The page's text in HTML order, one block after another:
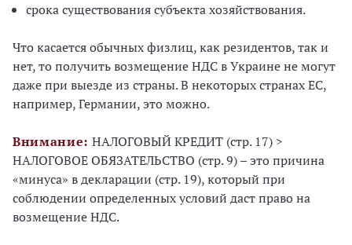
срока существования субъекта хозяйствования.
Что касается обычных физлиц, как резидентов, так и
нет, то получить возмещение НДС в Украине не могут
даже при выезде из страны. В некоторых странах ЕС,
например, Германии, это можно.
Внимание: НАЛОГОВЫЙ КРЕДИТ (стр. 17) >
НАЛОГОВОЕ ОБЯЗАТЕЛЬСТВО (стр. 9) – это причина
«минуса» в декларации (стр. 19), который при
соблюдении определенных условий даст право на
возмещение НДС.